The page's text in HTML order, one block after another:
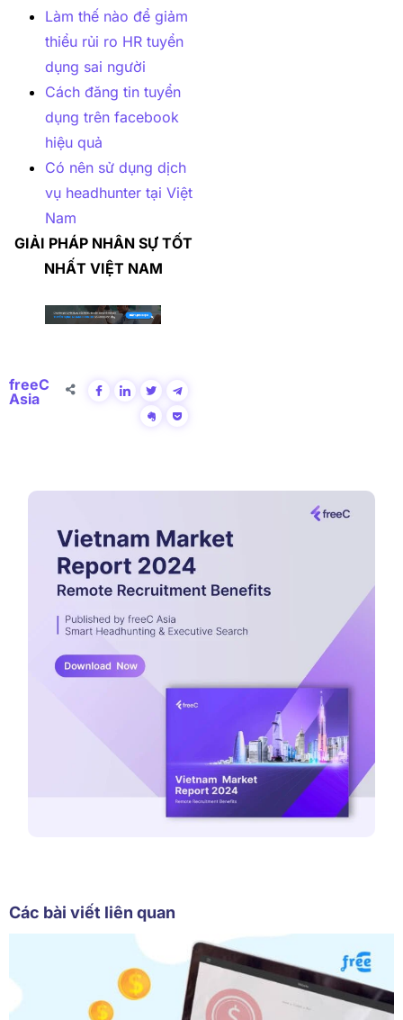
Làm thế nào để giảm
thiểu rủi ro HR tuyển
dụng sai người
Cách đăng tin tuyển
dụng trên facebook
hiệu quả
Có nên sử dụng dịch
vụ headhunter tại Việt
Nam
GIẢI PHÁP NHÂN SỰ TỐT
NHẤT VIỆT NAM
freeC
Asia
Các bài viết liên quan